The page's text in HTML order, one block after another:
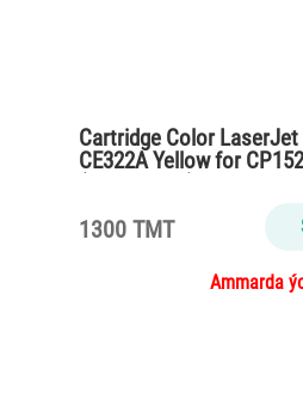
Cartridge Color LaserJet
CE322A Yellow for
1300 TMT
Ammarda